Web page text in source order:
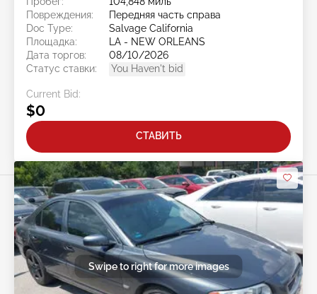
Повреждения:
Передняя часть справа
Doc Type:
Salvage California
Площадка:
LA - NEW ORLEANS
Дата торгов:
08/10/2026
Статус ставки:
You Haven't bid
Current Bid:
$0
СТАВИТЬ
Swipe to right for more images